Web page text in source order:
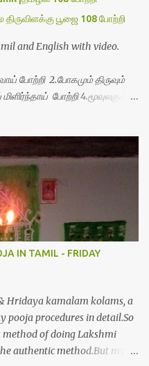
பூஜை 108 போற்றி
and English with video.
போற்றி 2.போகமும் திருவும்
போற்றி 4.மூவுலகும்
பெருக்காய் பொலிந்தாய்
IN TAMIL - FRIDAY
Hridaya kamalam kolams, a
pooja procedures in detail.So
method of doing Lakshmi
authentic method.But my